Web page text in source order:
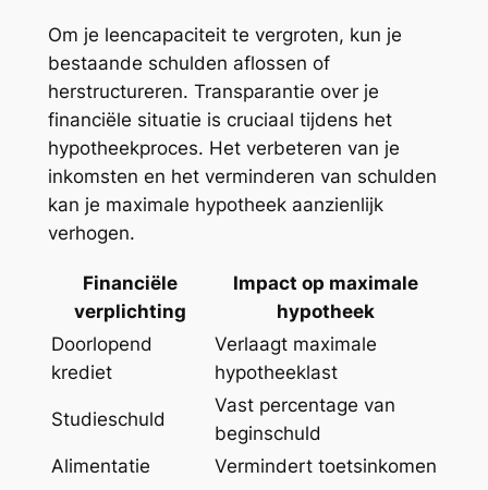
Om je leencapaciteit te vergroten, kun je
bestaande schulden aflossen of
herstructureren. Transparantie over je
financiële situatie is cruciaal tijdens het
hypotheekproces. Het verbeteren van je
inkomsten en het verminderen van schulden
kan je maximale hypotheek aanzienlijk
verhogen.
Financiële
verplichting
Impact op maximale
hypotheek
Doorlopend
krediet
Verlaagt maximale
hypotheeklast
Studieschuld
Vast percentage van
beginschuld
Alimentatie
Vermindert toetsinkomen